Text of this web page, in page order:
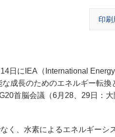
印刷
日にIEA（International Energy
成長のためのエネルギー転換
首脳会議（6月28、29日：
く、水素によるエネルギーシ